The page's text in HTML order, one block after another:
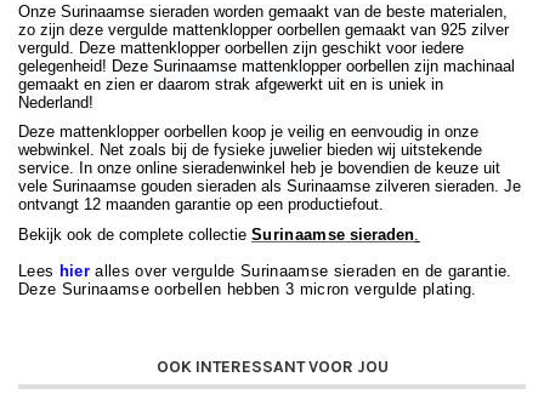
Onze Surinaamse sieraden worden gemaakt van de beste materialen,
zo zijn deze vergulde mattenklopper oorbellen gemaakt van 925 zilver
verguld. Deze mattenklopper oorbellen zijn geschikt voor iedere
gelegenheid! Deze Surinaamse mattenklopper oorbellen zijn machinaal
gemaakt en zien er daarom strak afgewerkt uit en is uniek in
Nederland!
Deze mattenklopper oorbellen koop je veilig en eenvoudig in onze
webwinkel. Net zoals bij de fysieke juwelier bieden wij uitstekende
service. In onze online sieradenwinkel heb je bovendien de keuze uit
vele Surinaamse gouden sieraden als Surinaamse zilveren sieraden. Je
ontvangt 12 maanden garantie op een productiefout.
Bekijk ook de complete collectie Surinaamse sieraden
Lees hier alles over vergulde Surinaamse sieraden en de garantie.
Deze Surinaamse oorbellen hebben 3 micron vergulde plating.
OOK INTERESSANT VOOR JOU